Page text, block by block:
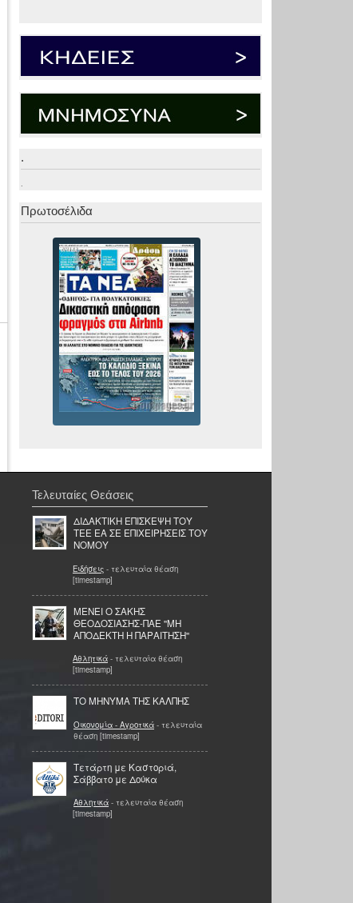
.
.
Πρωτοσέλιδα
Τελευταίες Θεάσεις
ΔΙΔΑΚΤΙΚΗ ΕΠΙΣΚΕΨΗ ΤΟΥ
ΤΕΕ ΕΑ ΣΕ ΕΠΙΧΕΙΡΗΣΕΙΣ ΤΟΥ
ΝΟΜΟΥ
Ειδήσεις - τελευταία θέαση
[timestamp]
ΜΕΝΕΙ Ο ΣΑΚΗΣ
ΘΕΟΔΟΣΙΑΣΗΣ-ΠΑΕ ''ΜΗ
ΑΠΟΔΕΚΤΗ Η ΠΑΡΑΙΤΗΣΗ''
Αθλητικά - τελευταία θέαση
[timestamp]
ΤΟ ΜΗΝΥΜΑ ΤΗΣ ΚΑΛΠΗΣ
Οικονομία - Αγροτικά - τελευταία
θέαση [timestamp]
Τετάρτη με Καστοριά,
Σάββατο με Δούκα
Αθλητικά - τελευταία θέαση
[timestamp]